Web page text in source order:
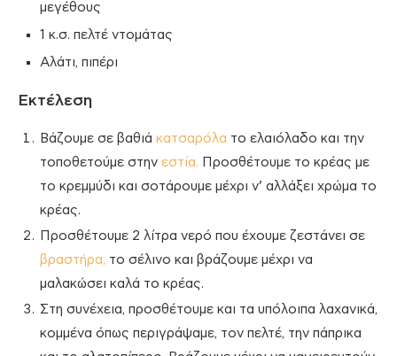
μεγέθους
1 κ.σ. πελτέ ντομάτας
Αλάτι, πιπέρι
Εκτέλεση
Βάζουμε σε βαθιά κατσαρόλα το ελαιόλαδο και την
τοποθετούμε στην εστία. Προσθέτουμε το κρέας με
το κρεμμύδι και σοτάρουμε μέχρι ν’ αλλάξει χρώμα το
κρέας.
Προσθέτουμε 2 λίτρα νερό που έχουμε ζεστάνει σε
βραστήρα, το σέλινο και βράζουμε μέχρι να
μαλακώσει καλά το κρέας.
Στη συνέχεια, προσθέτουμε και τα υπόλοιπα λαχανικά,
κομμένα όπως περιγράψαμε, τον πελτέ, την πάπρικα